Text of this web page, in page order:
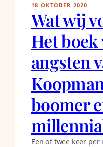
18 OKTOBER 2020
Wat wij
Het boek
angsten
boomer
Een of twee keer per